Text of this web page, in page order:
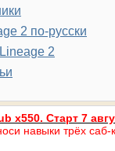
2 по-русски
2
x550. Старт 7
навыки трёх саб-